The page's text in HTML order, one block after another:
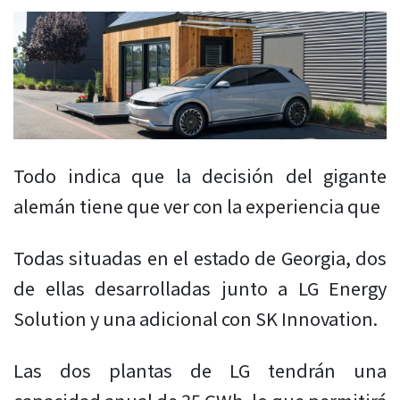
Todo indica que la decisión del gigante
alemán tiene que ver con la experiencia que
Todas situadas en el estado de Georgia, dos
de ellas desarrolladas junto a LG Energy
Solution y una adicional con SK Innovation.
Las dos plantas de LG tendrán una